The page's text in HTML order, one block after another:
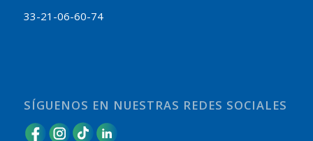
33-21-06-60-74
SÍGUENOS EN NUESTRAS REDES SOCIALES